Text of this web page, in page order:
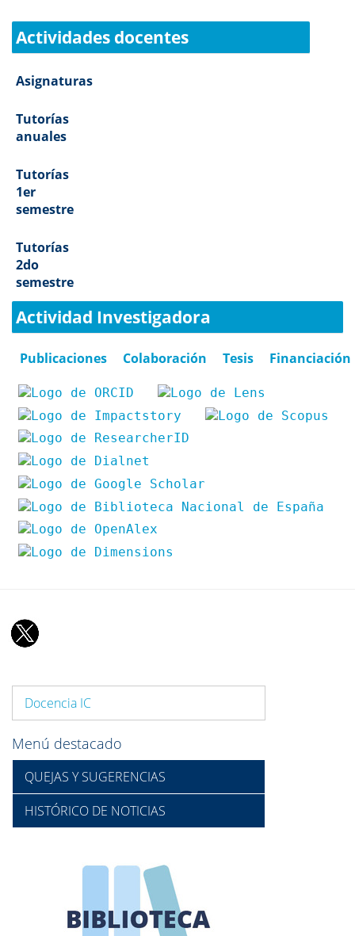
Actividades docentes
Asignaturas
Tutorías
anuales
Tutorías
1er
semestre
Tutorías
2do
semestre
Actividad Investigadora
Publicaciones Colaboración Tesis Financiación
Docencia IC
Menú destacado
QUEJAS Y SUGERENCIAS
HISTÓRICO DE NOTICIAS